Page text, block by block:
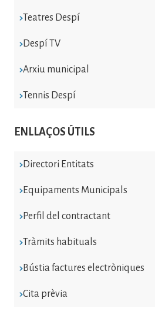
Teatres Despí
Despí TV
Arxiu municipal
Tennis Despí
ENLLAÇOS ÚTILS
Directori Entitats
Equipaments Municipals
Perfil del contractant
Tràmits habituals
Bústia factures electròniques
Cita prèvia